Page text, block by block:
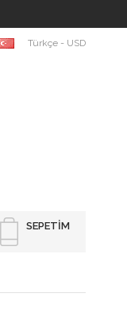
Türkçe - USD
SEPETIM